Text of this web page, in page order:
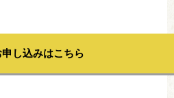
申し込みはこちら